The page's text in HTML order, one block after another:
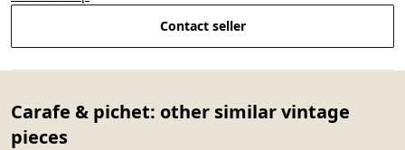
Contact seller
Carafe & pichet: other similar vintage
pieces